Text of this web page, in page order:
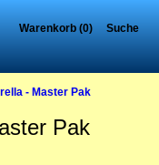
Warenkorb (0) Suche
- Master Pak
Pak